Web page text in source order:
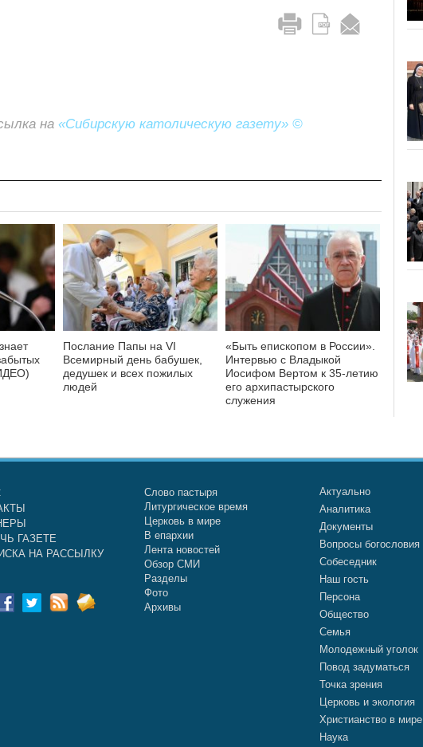
на «Сибирскую католическую газету» ©
Послание Папы на VI
Всемирный день бабушек,
дедушек и всех пожилых
людей
«Быть епископом в России».
Интервью с Владыкой
Иосифом Вертом к 35-летию
его архипастырского
служения
ГАЗЕТЕ
НА РАССЫЛКУ
Слово пастыря
Литургическое время
Церковь в мире
В епархии
Лента новостей
Обзор СМИ
Разделы
Фото
Архивы
Актуально
Аналитика
Документы
Вопросы богословия
Собеседник
Наш гость
Персона
Общество
Семья
Молодежный уголок
Повод задуматься
Точка зрения
Церковь и экология
Христианство в мире
Наука